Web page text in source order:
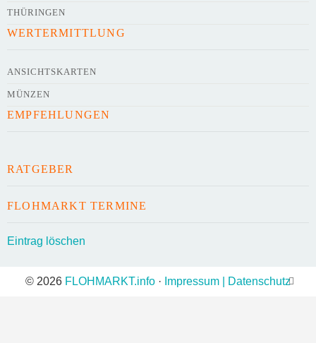
Kontaktdaten des Veranstalters
Telefonnummer
AGB`s
ABSENDEN
THÜRINGEN
WERTERMITTLUNG
ANSICHTSKARTEN
MÜNZEN
EMPFEHLUNGEN
RATGEBER
FLOHMARKT TERMINE
Eintrag löschen
© 2026 FLOHMARKT.info · Impressum | Datenschutz